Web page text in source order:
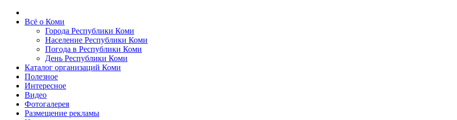
Всё о Коми
Города Республики Коми
Население Республики Коми
Погода в Республики Коми
День Республики Коми
Каталог организаций Коми
Полезное
Интересное
Видео
Фотогалерея
Размещение рекламы